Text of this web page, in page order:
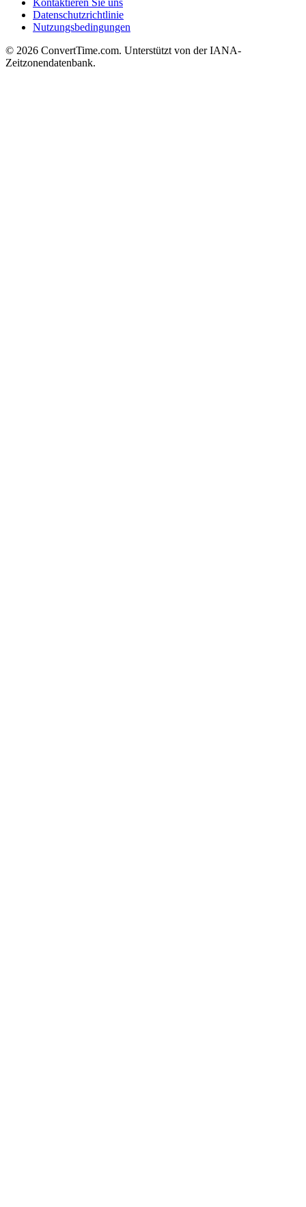
Datenschutzrichtlinie
Nutzungsbedingungen
© 2026 ConvertTime.com. Unterstützt von der IANA-
Zeitzonendatenbank.